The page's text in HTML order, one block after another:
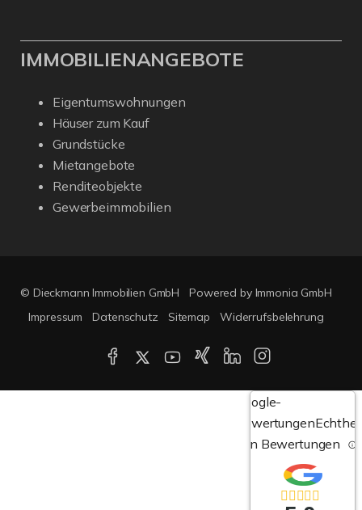
IMMOBILIENANGEBOTE
Eigentumswohnungen
Häuser zum Kauf
Grundstücke
Mietangebote
Renditeobjekte
Gewerbeimmobilien
© Dieckmann Immobilien GmbH
Powered by Immonia GmbH
Impressum
Datenschutz Sitemap Widerrufsbelehrung
Google-
Bewertungen
von Bewertungen